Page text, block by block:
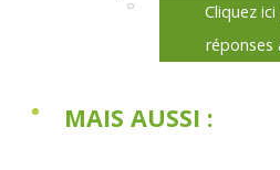
Cliquez
réponses
MAIS AUSSI :